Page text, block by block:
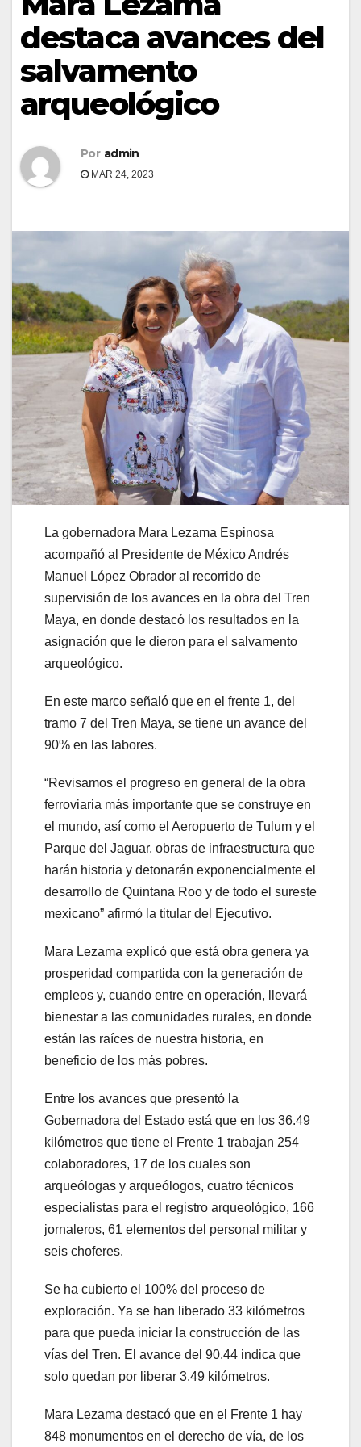
destaca avances del
salvamento
arqueológico
Por admin
MAR 24, 2023
La gobernadora Mara Lezama Espinosa
acompañó al Presidente de México Andrés
Manuel López Obrador al recorrido de
supervisión de los avances en la obra del Tren
Maya, en donde destacó los resultados en la
asignación que le dieron para el salvamento
arqueológico.
En este marco señaló que en el frente 1, del
tramo 7 del Tren Maya, se tiene un avance del
90% en las labores.
“Revisamos el progreso en general de la obra
ferroviaria más importante que se construye en
el mundo, así como el Aeropuerto de Tulum y el
Parque del Jaguar, obras de infraestructura que
harán historia y detonarán exponencialmente el
desarrollo de Quintana Roo y de todo el sureste
mexicano” afirmó la titular del Ejecutivo.
Mara Lezama explicó que está obra genera ya
prosperidad compartida con la generación de
empleos y, cuando entre en operación, llevará
bienestar a las comunidades rurales, en donde
están las raíces de nuestra historia, en
beneficio de los más pobres.
Entre los avances que presentó la
Gobernadora del Estado está que en los 36.49
kilómetros que tiene el Frente 1 trabajan 254
colaboradores, 17 de los cuales son
arqueólogas y arqueólogos, cuatro técnicos
especialistas para el registro arqueológico, 166
jornaleros, 61 elementos del personal militar y
seis choferes.
Se ha cubierto el 100% del proceso de
exploración. Ya se han liberado 33 kilómetros
para que pueda iniciar la construcción de las
vías del Tren. El avance del 90.44 indica que
solo quedan por liberar 3.49 kilómetros.
Mara Lezama destacó que en el Frente 1 hay
848 monumentos en el derecho de vía, de los